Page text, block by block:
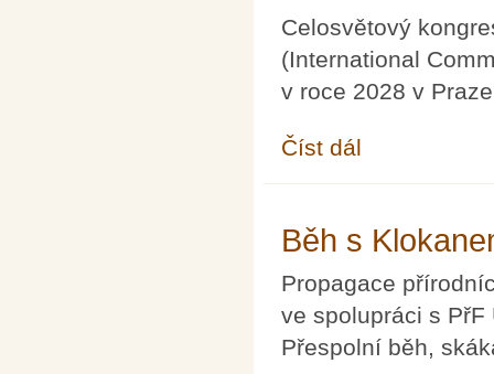
Celosvětový
(International
v roce 2028 v
Číst dál
Běh s
Propagace
ve spolupráci s
Přespolní běh,